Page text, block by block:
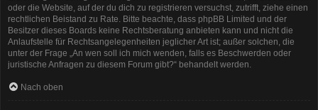
oder die Website, auf der du dich zu registrieren versuchst, zutrifft, ziehe einen
rechtlichen Beistand zu Rate. Bitte beachte, dass phpBB Limited und der
Besitzer dieses Boards keine Rechtsberatung anbieten kann und nicht die
Anlaufstelle für Rechtsangelegenheiten jeglicher Art ist; außer solchen, die
unter der Frage „An wen soll ich mich wenden, falls es Beschwerden oder
juristische Anfragen zu diesem Forum gibt?“ behandelt werden.
Nach oben